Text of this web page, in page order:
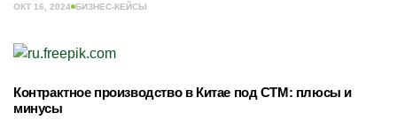
ОКТ 16, 2024 БИЗНЕС-КЕЙСЫ
Контрактное производство в Китае под СТМ: плюсы и
минусы